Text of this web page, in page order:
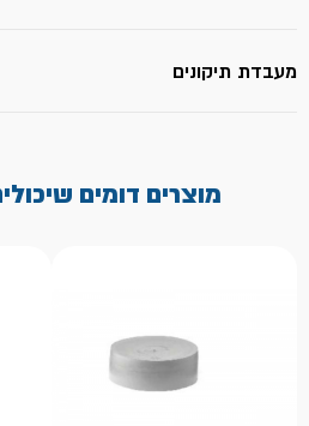
מעבדת תיקונים
מוצרים דומים